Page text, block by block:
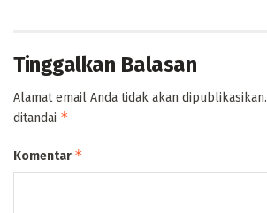
Tinggalkan Balasan
Alamat email Anda tidak akan dipublikasikan.
ditandai *
Komentar *